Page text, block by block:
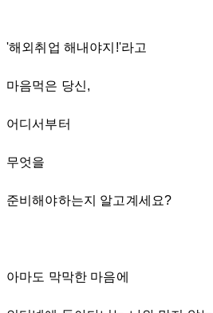
'해외취업 해내야지!'라고
마음먹은 당신,
어디서부터
무엇을
준비해야하는지 알고계세요?
아마도 막막한 마음에